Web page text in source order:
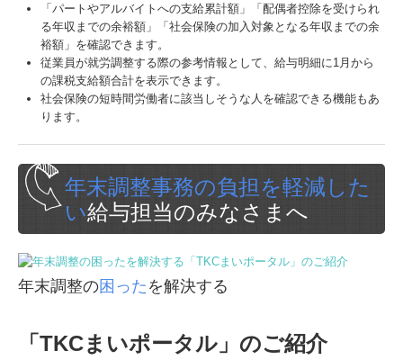
「パートやアルバイトへの支給累計額」「配偶者控除を受けられ
る年収までの余裕額」「社会保険の加入対象となる年収までの余
裕額」を確認できます。
従業員が就労調整する際の参考情報として、給与明細に1月から
の課税支給額合計を表示できます。
社会保険の短時間労働者に該当しそうな人を確認できる機能もあ
ります。
年末調整事務の負担を軽減した
い給与担当のみなさまへ
年末調整の困った を解決する
「TKCまいポータル」のご紹介